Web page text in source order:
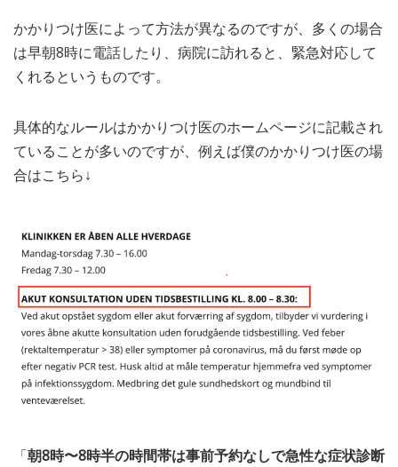
かかりつけ医によって方法が異なるのですが、多くの場合
は早朝8時に電話したり、病院に訪れると、緊急対応して
くれるというものです。
具体的なルールはかかりつけ医のホームページに記載され
ていることが多いのですが、例えば僕のかかりつけ医の場
合はこちら↓
「朝8時〜8時半の時間帯は事前予約なしで急性な症状診断